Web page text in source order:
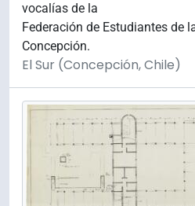
vocalías de la
Federación de Estudiantes de
Concepción.
El Sur (Concepción, Chile)